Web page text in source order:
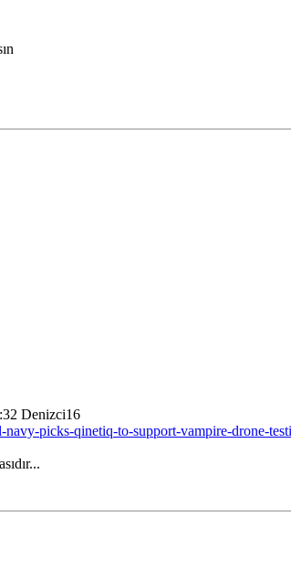
Denizci16
picks-qinetiq-to-support-vampire-drone-